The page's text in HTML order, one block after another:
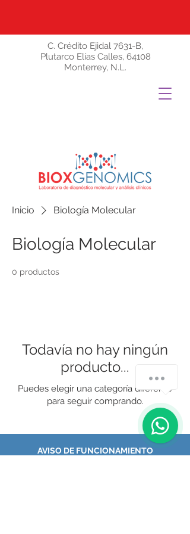
C. Crédito Ejidal 7631-B,
Plutarco Elías Calles, 64108
Monterrey, N.L.
Inicio Biología Molecular
Biología Molecular
0 productos
Todavía no hay ningún
producto...
Puedes elegir una categoría diferente
para seguir comprando.
AVISO DE FUNCIONAMIENTO
¿Cómo podemos ayudarte?
1